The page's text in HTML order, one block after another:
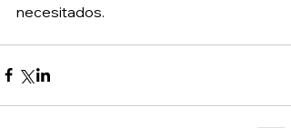
necesitados.